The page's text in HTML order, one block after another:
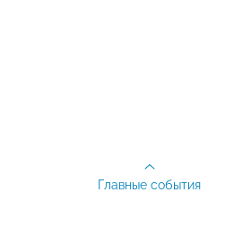
Главные события